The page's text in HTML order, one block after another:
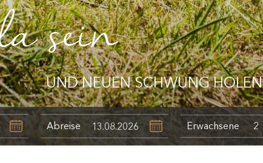
Abreise Erwachsene
sein
UND NEUEN SCHWUNG HOLEN